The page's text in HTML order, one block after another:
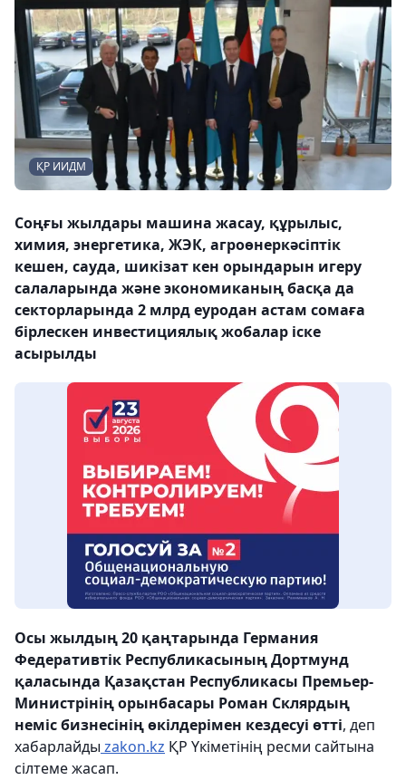
ҚР ИИДМ
Соңғы жылдары машина жасау, құрылыс,
химия, энергетика, ЖЭК, агроөнеркәсіптік
кешен, сауда, шикізат кен орындарын игеру
салаларында және экономиканың басқа да
секторларында 2 млрд еуродан астам сомаға
бірлескен инвестициялық жобалар іске
асырылды
Осы жылдың 20 қаңтарында Германия
Федеративтік Республикасының Дортмунд
қаласында Қазақстан Республикасы Премьер-
Министрінің орынбасары Роман Склярдың
неміс бизнесінің өкілдерімен кездесуі өтті, деп
хабарлайды zakon.kz ҚР Үкіметінің ресми сайтына
сілтеме жасап.